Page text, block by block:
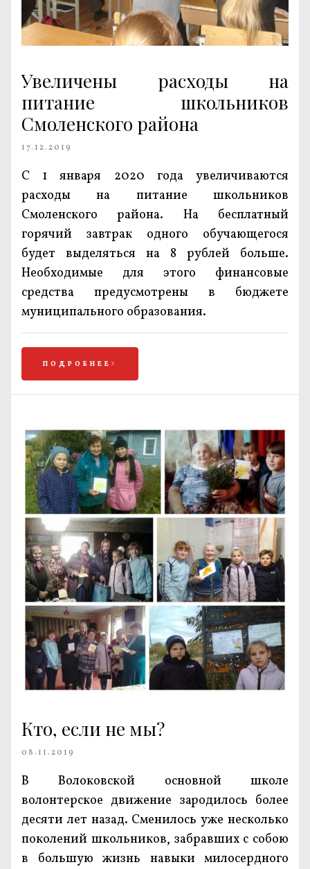
Увеличены расходы на
питание школьников
Смоленского района
17.12.2019
С 1 января 2020 года увеличиваются
расходы на питание школьников
Смоленского района. На бесплатный
горячий завтрак одного обучающегося
будет выделяться на 8 рублей больше.
Необходимые для этого финансовые
средства предусмотрены в бюджете
муниципального образования.
ПОДРОБНЕЕ
Кто, если не мы?
08.11.2019
В Волоковской основной школе
волонтерское движение зародилось более
десяти лет назад. Сменилось уже несколько
поколений школьников, забравших с собою
в большую жизнь навыки милосердного